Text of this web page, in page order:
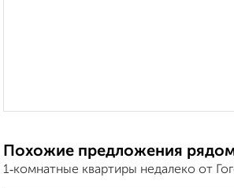
Похожие предложения
1‑комнатные квартиры недалеко от